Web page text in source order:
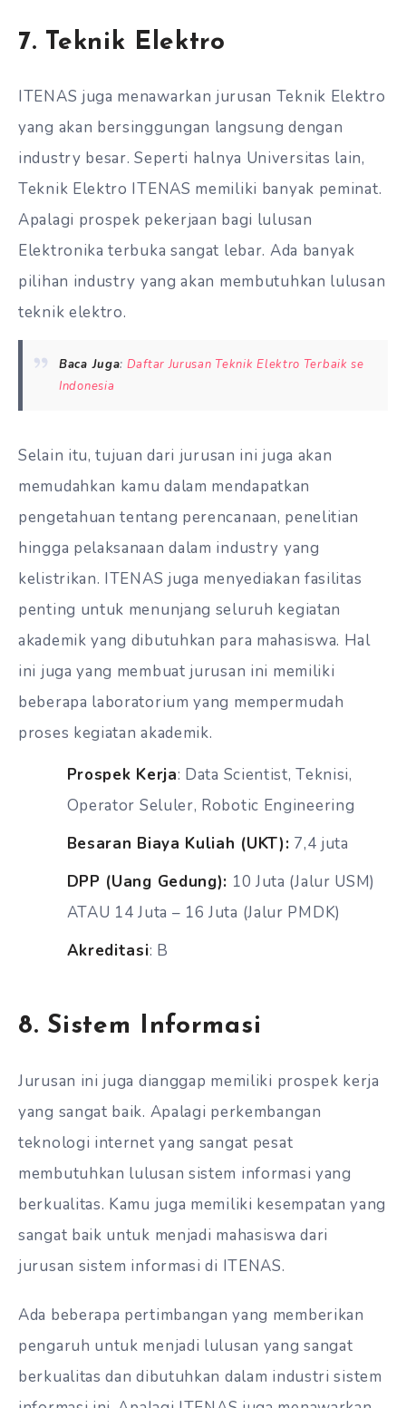
7. Teknik Elektro
ITENAS juga menawarkan jurusan Teknik Elektro
yang akan bersinggungan langsung dengan
industry besar. Seperti halnya Universitas lain,
Teknik Elektro ITENAS memiliki banyak peminat.
Apalagi prospek pekerjaan bagi lulusan
Elektronika terbuka sangat lebar. Ada banyak
pilihan industry yang akan membutuhkan lulusan
teknik elektro.
Baca Juga: Daftar Jurusan Teknik Elektro Terbaik se
Indonesia
Selain itu, tujuan dari jurusan ini juga akan
memudahkan kamu dalam mendapatkan
pengetahuan tentang perencanaan, penelitian
hingga pelaksanaan dalam industry yang
kelistrikan. ITENAS juga menyediakan fasilitas
penting untuk menunjang seluruh kegiatan
akademik yang dibutuhkan para mahasiswa. Hal
ini juga yang membuat jurusan ini memiliki
beberapa laboratorium yang mempermudah
proses kegiatan akademik.
Prospek Kerja: Data Scientist, Teknisi,
Operator Seluler, Robotic Engineering
Besaran Biaya Kuliah (UKT): 7,4 juta
DPP (Uang Gedung): 10 Juta (Jalur USM)
ATAU 14 Juta – 16 Juta (Jalur PMDK)
Akreditasi: B
8. Sistem Informasi
Jurusan ini juga dianggap memiliki prospek kerja
yang sangat baik. Apalagi perkembangan
teknologi internet yang sangat pesat
membutuhkan lulusan sistem informasi yang
berkualitas. Kamu juga memiliki kesempatan yang
sangat baik untuk menjadi mahasiswa dari
jurusan sistem informasi di ITENAS.
Ada beberapa pertimbangan yang memberikan
pengaruh untuk menjadi lulusan yang sangat
berkualitas dan dibutuhkan dalam industri sistem